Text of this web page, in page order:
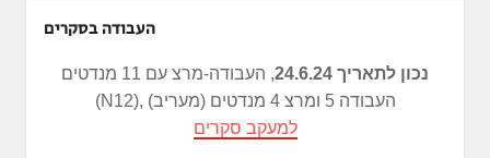
העבודה בסקרים
נכון לתאריך 24.6.24
, העבודה-מרצ עם 11 מנדטים
(N12), העבודה 5 ומרצ 4 מנדטים (מעריב)
למעקב סקרים